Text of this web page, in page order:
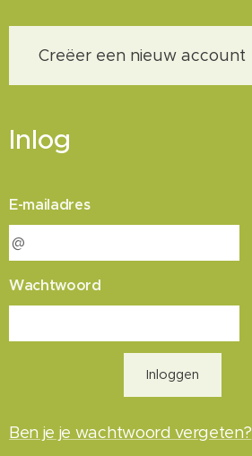
Creëer een nieuw account
Inlog
E-mailadres
Wachtwoord
Inloggen
Ben je je wachtwoord vergeten?